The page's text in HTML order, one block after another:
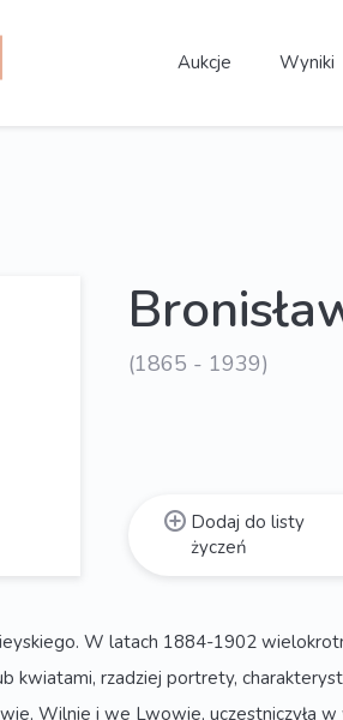
Aukcje Wyniki
(1865 - 1939)
Dodaj do listy
życzeń
W latach 1884-1902
kwiatami, rzadziej portrety,
Wilnie i we Lwowie, uczestniczyła